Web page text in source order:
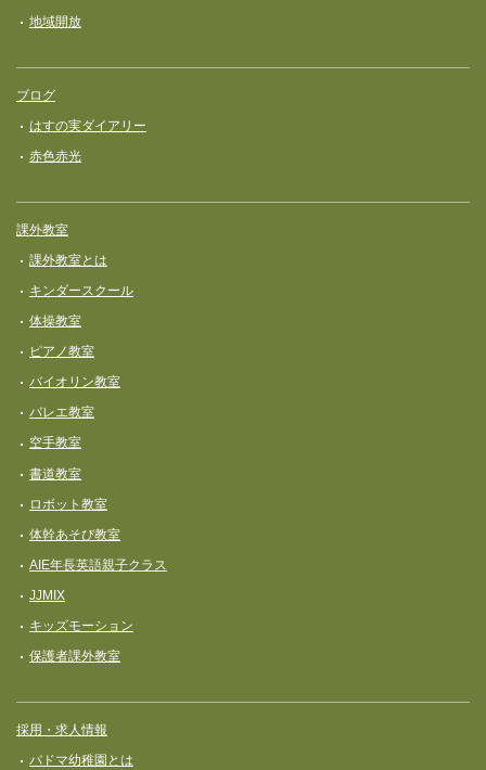
地域開放
ブログ
はすの実ダイアリー
赤色赤光
課外教室
課外教室とは
キンダースクール
体操教室
ピアノ教室
バイオリン教室
バレエ教室
空手教室
書道教室
ロボット教室
体幹あそび教室
AIE年長英語親子クラス
JJMIX
キッズモーション
保護者課外教室
採用・求人情報
パドマ幼稚園とは